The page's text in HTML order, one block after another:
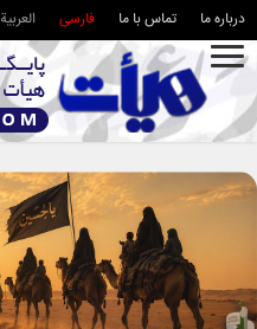
درباره ما تماس با ما فارسی العربية